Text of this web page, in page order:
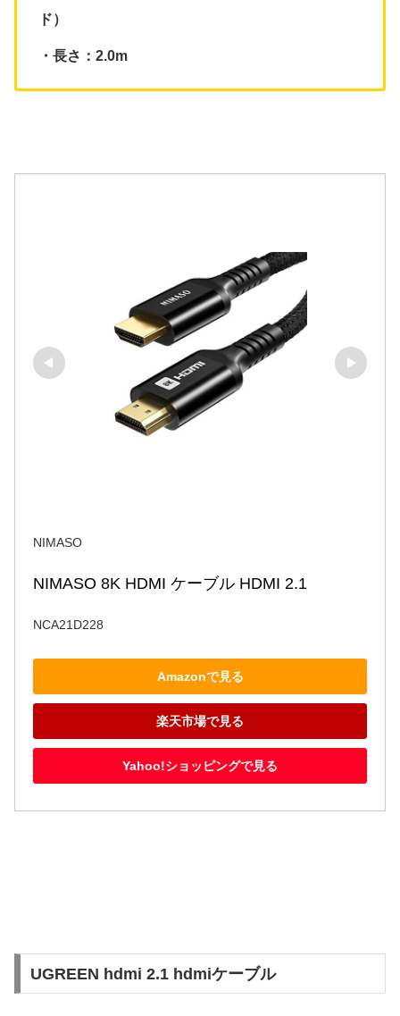
ド）
・長さ：2.0m
NIMASO
NIMASO 8K HDMI ケーブル HDMI 2.1
NCA21D228
Amazonで見る
楽天市場で見る
Yahoo!ショッピングで見る
UGREEN hdmi 2.1 hdmiケーブル